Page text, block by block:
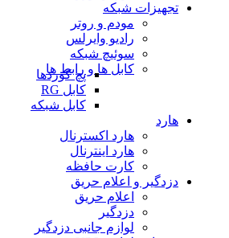
تجهیزات شبکه
مودم و روتر
رادیو وایرلس
سوئیچ شبکه
کابل ها و رابط ها
پچ کوردها
کابل RG
کابل شبکه
هارد
هارد اکسترنال
هارد اینترنال
کارت حافظه
دزدگیر و اعلام حریق
اعلام حریق
دزدگیر
لوازم جانبی دزدگیر